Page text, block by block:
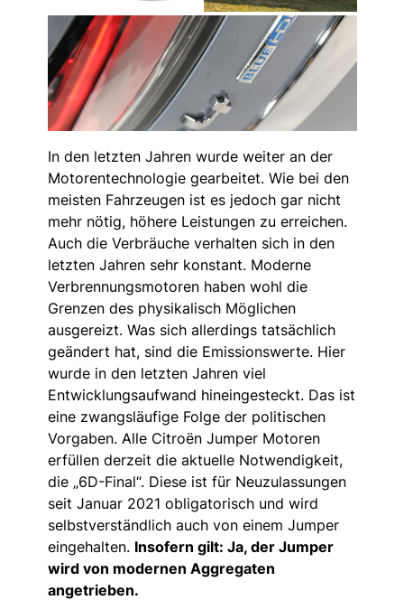
In den letzten Jahren wurde weiter an der
Motorentechnologie gearbeitet. Wie bei den
meisten Fahrzeugen ist es jedoch gar nicht
mehr nötig, höhere Leistungen zu erreichen.
Auch die Verbräuche verhalten sich in den
letzten Jahren sehr konstant. Moderne
Verbrennungsmotoren haben wohl die
Grenzen des physikalisch Möglichen
ausgereizt. Was sich allerdings tatsächlich
geändert hat, sind die Emissionswerte. Hier
wurde in den letzten Jahren viel
Entwicklungsaufwand hineingesteckt. Das ist
eine zwangsläufige Folge der politischen
Vorgaben. Alle Citroën Jumper Motoren
erfüllen derzeit die aktuelle Notwendigkeit,
die „6D-Final“. Diese ist für Neuzulassungen
seit Januar 2021 obligatorisch und wird
selbstverständlich auch von einem Jumper
eingehalten. Insofern gilt: Ja, der Jumper
wird von modernen Aggregaten
angetrieben.